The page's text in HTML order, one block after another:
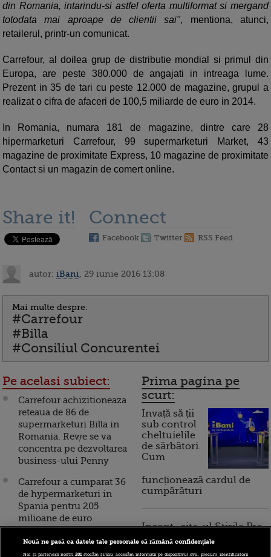
din Romania, intarindu-si astfel oferta multiformat si mergand
totodata mai aproape de clientii sai", mentiona, atunci,
retailerul, printr-un comunicat.
Carrefour, al doilea grup de distributie mondial si primul din
Europa, are peste 380.000 de angajati in intreaga lume.
Prezent in 35 de tari cu peste 12.000 de magazine, grupul a
realizat o cifra de afaceri de 100,5 miliarde de euro in 2014.
In Romania, numara 181 de magazine, dintre care 28
hipermarketuri Carrefour, 99 supermarketuri Market, 43
magazine de proximitate Express, 10 magazine de proximitate
Contact si un magazin de comert online.
Share it! Connect
Facebook Twitter RSS Feed
autor: iBani , 29 iunie 2016 13:08
Mai multe despre:
#Carrefour
#Billa
#Consiliul Concurentei
Pe acelasi subiect:
Carrefour achizitioneaza
reteaua de 86 de
supermarketuri Billa in
Romania. Rewe se va
concentra pe dezvoltarea
business-ului Penny
Carrefour a cumparat 36
de hypermarketuri in
Spania pentru 205
milioane de euro
Carrefour mareste
salariile angajatilor.
Prima pagina pe
scurt:
Invață să ții
sub control
cheltuielile
de sărbători.
Cum
funcționează cardul de
cumpărături
Incont , site-ul Știrile Pro
TV de informații
economice și educație
Nouă ne pasă ca datele tale personale să rămână confidențiale
Noi și partenerii noștri201stocăm și/sau accesăm informații pe dispozitivul dvs., precum identificatorii